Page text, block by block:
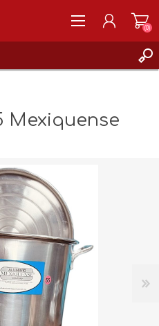
(0)
Mexiquense